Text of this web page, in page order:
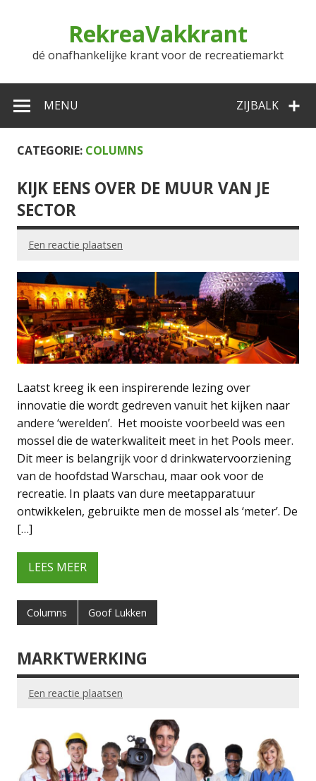
RekreaVakkrant
dé onafhankelijke krant voor de recreatiemarkt
ZIJBALK
MENU
CATEGORIE: COLUMNS
KIJK EENS OVER DE MUUR VAN JE
SECTOR
Een reactie plaatsen
Laatst kreeg ik een inspirerende lezing over
innovatie die wordt gedreven vanuit het kijken naar
andere ‘werelden’. Het mooiste voorbeeld was een
mossel die de waterkwaliteit meet in het Pools meer.
Dit meer is belangrijk voor d drinkwatervoorziening
van de hoofdstad Warschau, maar ook voor de
recreatie. In plaats van dure meetapparatuur
ontwikkelen, gebruikte men de mossel als ‘meter’. De
[…]
LEES MEER
Columns Goof Lukken
MARKTWERKING
Een reactie plaatsen